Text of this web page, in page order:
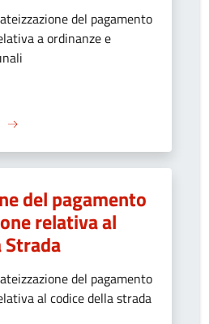
del pagamento
a ordinanze e
del pagamento
relativa al
Strada
del pagamento
al codice della strada